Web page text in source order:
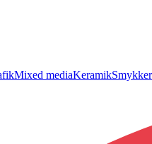
Mixed mediaKeramikSmykker